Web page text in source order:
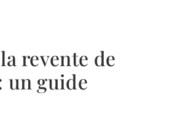
revente de
un guide